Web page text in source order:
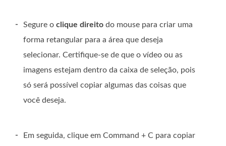
- Segure o clique direito do mouse para criar uma
forma retangular para a área que deseja
selecionar. Certifique-se de que o vídeo ou as
imagens estejam dentro da caixa de seleção, pois
só será possível copiar algumas das coisas que
você deseja.
-
Em seguida, clique em Command + C para copiar